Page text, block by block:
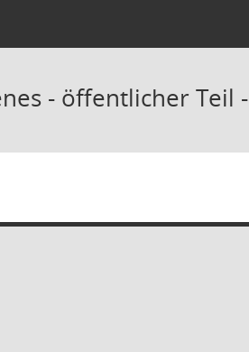
- öffentlicher Teil -